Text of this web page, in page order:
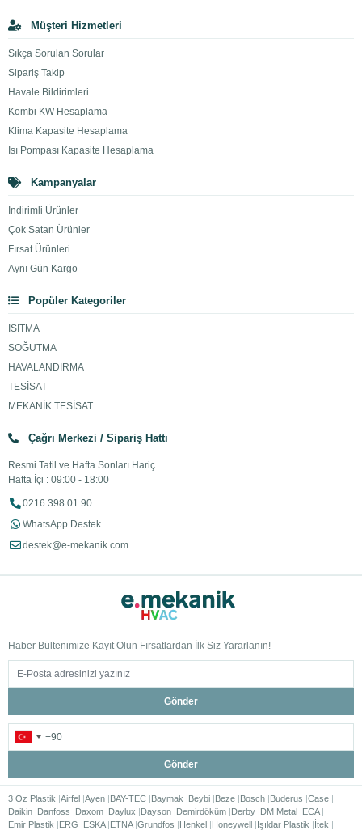
Müşteri Hizmetleri
Sıkça Sorulan Sorular
Sipariş Takip
Havale Bildirimleri
Kombi KW Hesaplama
Klima Kapasite Hesaplama
Isı Pompası Kapasite Hesaplama
Kampanyalar
İndirimli Ürünler
Çok Satan Ürünler
Fırsat Ürünleri
Aynı Gün Kargo
Popüler Kategoriler
ISITMA
SOĞUTMA
HAVALANDIRMA
TESİSAT
MEKANİK TESİSAT
Çağrı Merkezi / Sipariş Hattı
Resmi Tatil ve Hafta Sonları Hariç
Hafta İçi : 09:00 - 18:00
0216 398 01 90
WhatsApp Destek
destek@e-mekanik.com
Haber Bültenimize Kayıt Olun Fırsatlardan İlk Siz Yararlanın!
Gönder
Gönder
3 Öz Plastik Airfel Ayen BAY-TEC Baymak Beybi Beze Bosch Buderus Case
Daikin Danfoss Daxom Daylux Dayson Demirdöküm Derby DM Metal ECA
Emir Plastik
ERG ESKA ETNA Grundfos Henkel Honeywell Işıldar Plastik
İtek